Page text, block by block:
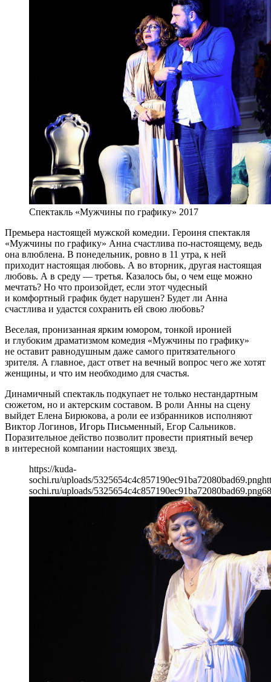
Спектакль «Мужчины по графику» 2017
Премьера настоящей мужской комедии. Героиня спектакля
«Мужчины по графику» Анна счастлива по-настоящему, ведь
она влюблена. В понедельник, ровно в 11 утра, к ней
приходит настоящая любовь. А во вторник, другая настоящая
любовь. А в среду — третья. Казалось бы, о чем еще можно
мечтать? Но что произойдет, если этот чудесный
и комфортный график будет нарушен? Будет ли Анна
счастлива и удастся сохранить ей свою любовь?
Веселая, пронизанная ярким юмором, тонкой иронией
и глубоким драматизмом комедия «Мужчины по графику»
не оставит равнодушным даже самого притязательного
зрителя. А главное, даст ответ на вечный вопрос чего же хотят
женщины, и что им необходимо для счастья.
Динамичный спектакль подкупает не только нестандартным
сюжетом, но и актерским составом. В роли Анны на сцену
выйдет Елена Бирюкова, а роли ее избранников исполняют
Виктор Логинов, Игорь Письменный, Егор Сальников.
Поразительное действо позволит провести приятный вечер
в интересной компании настоящих звезд.
https://kuda-
sochi.ru/uploads/5325654c4c857190ec91ba72080bad69.png
sochi.ru/uploads/5325654c4c857190ec91ba72080bad69.png